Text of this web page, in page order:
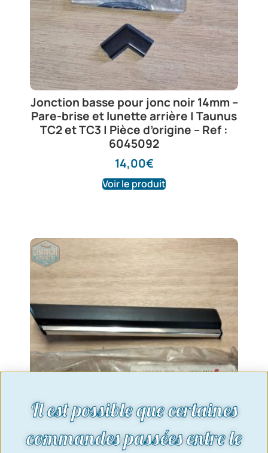
Jonction basse pour jonc noir 14mm –
Pare-brise et lunette arrière | Taunus
TC2 et TC3 | Pièce d’origine – Ref :
6045092
14,00€
Voir le produit
Il est possible que certaines
commandes passées entre le